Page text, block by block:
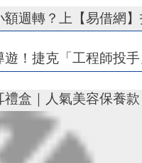
額週轉？上【易借網
遊！捷克「工程師投
禮盒｜人氣美容保養款